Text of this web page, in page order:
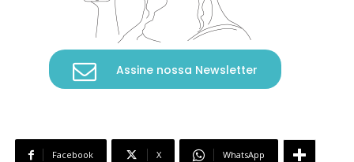
Assine nossa Newsletter
Facebook X WhatsApp